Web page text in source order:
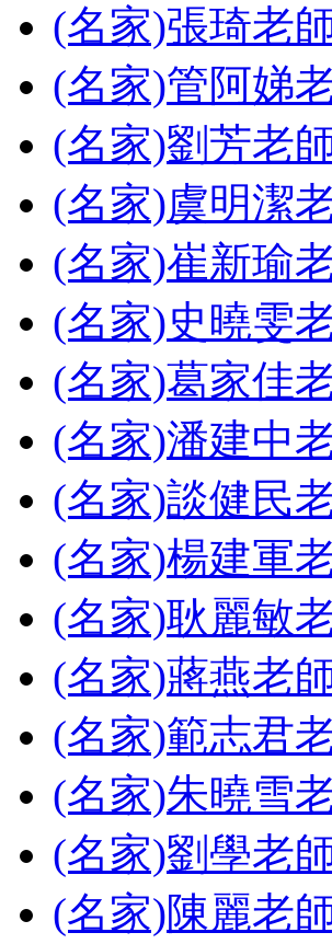
(名家)張琦老
(名家)管阿娣
(名家)劉芳老
(名家)虞明潔
(名家)崔新瑜
(名家)史曉雯
(名家)葛家佳
(名家)潘建中
(名家)談健民
(名家)楊建軍
(名家)耿麗敏
(名家)蔣燕老
(名家)範志君
(名家)朱曉雪
(名家)劉學老
(名家)陳麗老